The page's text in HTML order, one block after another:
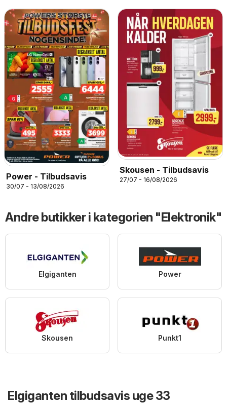
Power - Tilbudsavis
30/07 - 13/08/2026
Skousen - Tilbudsavis
27/07 - 16/08/2026
Andre butikker i kategorien "Elektronik"
Elgiganten Power
Skousen Punkt1
Elgiganten tilbudsavis uge 33